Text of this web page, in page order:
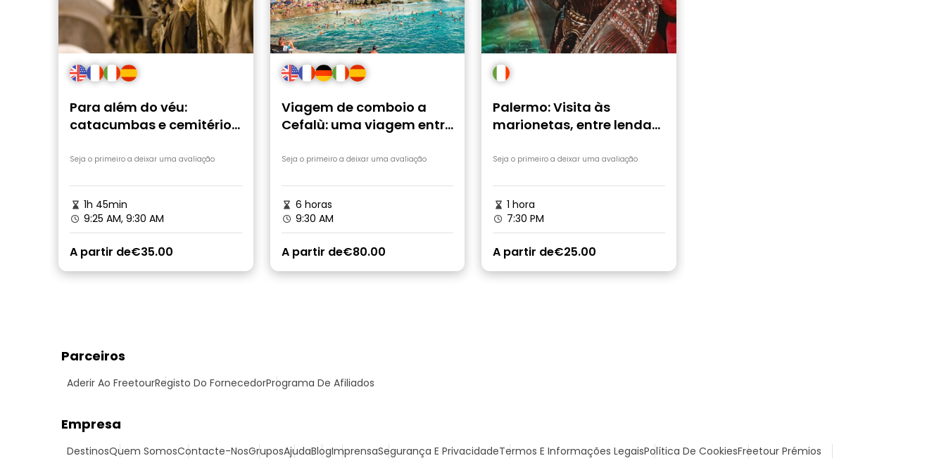
Para além do véu:
catacumbas e cemitérios
Seja o primeiro a deixar uma avaliação
1h 45min
9:25 AM, 9:30 AM
A partir de€35.00
Viagem de comboio a
Cefalù: uma viagem entre
culturais
Seja o primeiro a deixar uma avaliação
6 horas
9:30 AM
A partir de€80.00
Palermo: Visita às
marionetas, entre lendas,
Seja o primeiro a deixar uma avaliação
1 hora
7:30 PM
A partir de€25.00
Parceiros
Aderir Ao FreetourRegisto Do FornecedorPrograma De Afiliados
Empresa
DestinosQuem SomosContacte-NosGruposAjudaBlogImprensaSegurança E PrivacidadeTermos E Informações LegaisPolítica De CookiesFreetour Prémios